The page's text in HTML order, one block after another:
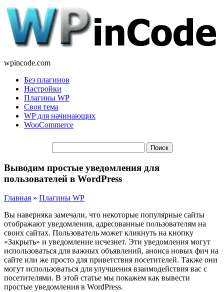
wpincode.com
Без плагинов
Настройки
Плагины WP
Своя тема
WP для начинающих
WooCommerce
Выводим простые уведомления для
пользователей в WordPress
Главная » Плагины WP
Вы наверняка замечали, что некоторые популярные сайты
отображают уведомления, адресованные пользователям на
своих сайтах. Пользователь может кликнуть на кнопку
«Закрыть» и уведомление исчезнет. Эти уведомления могут
использоваться для важных объявлений, анонса новых фич на
сайте или же просто для приветствия посетителей. Также они
могут использоваться для улучшения взаимодействия вас с
посетителями. В этой статье мы покажем как вывести
простые уведомления в WordPress.